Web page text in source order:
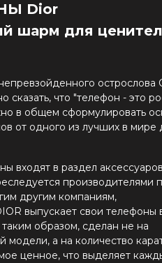
Dior
шарм для
острослова
сказать, что "телефон - это
в общем сформулировать
от одного из лучших в мире
входят в раздел
производителями
другим компаниям,
выпускает свои телефоны
образом, сделан не на
модели, а на количество
ценное, что выделяет